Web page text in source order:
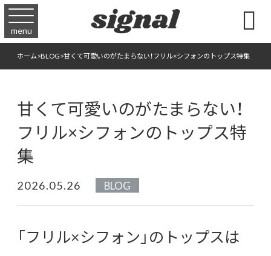
menu 
ホーム>BLOG>甘くて可愛いのがたまらない！フリル×シフォンのトップス特集
甘くて可愛いのがたまらない！
フリル×シフォンのトップス特
集
2026.05.26 BLOG
「フリル×シフォン」のトップスは